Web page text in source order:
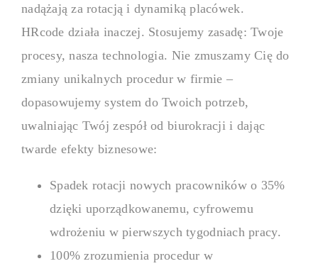
Platforma edukacyjna
Buduj środowiska
sprzedaż.
nadążają za rotacją i dynamiką placówek.
HRcode działa inaczej. Stosujemy zasadę: Twoje
procesy, nasza technologia. Nie zmuszamy Cię do
zmiany unikalnych procedur w firmie –
dopasowujemy system do Twoich potrzeb,
uwalniając Twój zespół od biurokracji i dając
twarde efekty biznesowe:
Spadek rotacji nowych pracowników o 35%
dzięki uporządkowanemu, cyfrowemu
wdrożeniu w pierwszych tygodniach pracy.
100% zrozumienia procedur w